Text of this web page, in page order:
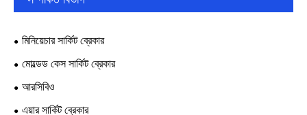
মিনিয়েচার সার্কিট ব্রেকার
মোল্ডেড কেস সার্কিট ব্রেকার
আরসিবিও
এয়ার সার্কিট ব্রেকার